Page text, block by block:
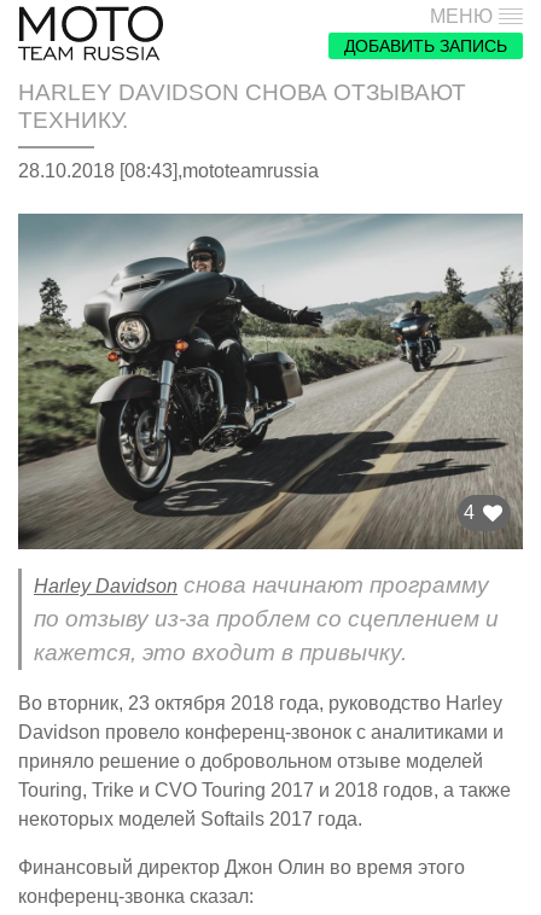
МЕНЮ
ДОБАВИТЬ ЗАПИСЬ
HARLEY DAVIDSON СНОВА ОТЗЫВАЮТ
ТЕХНИКУ.
28.10.2018 [08:43],mototeamrussia
4
Harley Davidson снова начинают программу
по отзыву из-за проблем со сцеплением и
кажется, это входит в привычку.
Во вторник, 23 октября 2018 года, руководство Harley
Davidson провело конференц-звонок с аналитиками и
приняло решение о добровольном отзыве моделей
Touring, Trike и CVO Touring 2017 и 2018 годов, а также
некоторых моделей Softails 2017 года.
Финансовый директор Джон Олин во время этого
конференц-звонка сказал: